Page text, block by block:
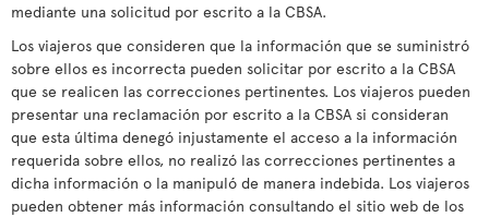
mediante una solicitud por escrito a la CBSA.
Los viajeros que consideren que la información que se suministró
sobre ellos es incorrecta pueden solicitar por escrito a la CBSA
que se realicen las correcciones pertinentes. Los viajeros pueden
presentar una reclamación por escrito a la CBSA si consideran
que esta última denegó injustamente el acceso a la información
requerida sobre ellos, no realizó las correcciones pertinentes a
dicha información o la manipuló de manera indebida. Los viajeros
pueden obtener más información consultando el sitio web de los